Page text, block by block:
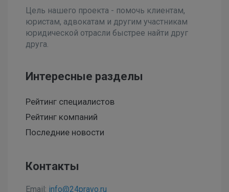
Цель нашего проекта - помочь клиентам,
юристам, адвокатам и другим участникам
юридической отрасли быстрее найти друг
друга.
Интересные разделы
Рейтинг специалистов
Рейтинг компаний
Последние новости
Контакты
Email: info@24pravo.ru